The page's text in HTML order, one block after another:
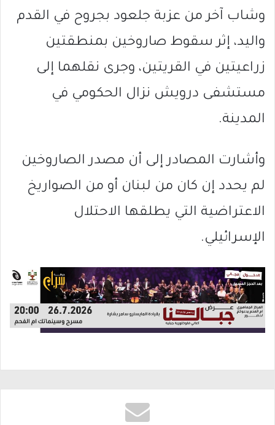
وشاب آخر من عزبة جلعود بجروح في القدم
واليد، إثر سقوط صاروخين بمنطقتين
زراعيتين في القريتين، وجرى نقلهما إلى
مستشفى درويش نزال الحكومي في
المدينة.
وأشارت المصادر إلى أن مصدر الصاروخين
لم يحدد إن كان من لبنان أو من الصواريخ
الاعتراضية التي يطلقها الاحتلال
الإسرائيلي.